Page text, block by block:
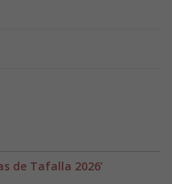
de Tafalla 2026’